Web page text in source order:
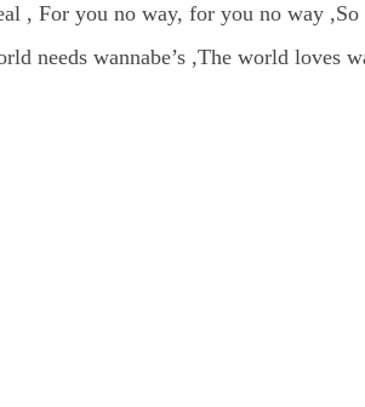
, For you no way, for you no way
needs wannabe’s ,The world loves